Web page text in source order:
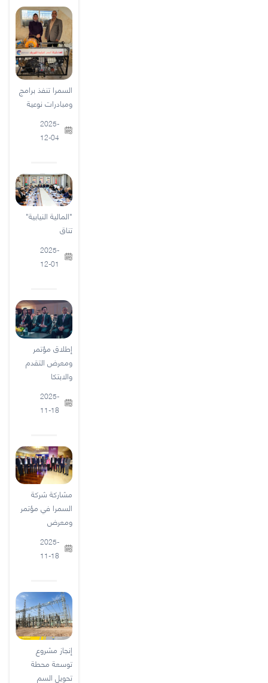
السمرا تنفذ برامج
ومبادرات نوعية
2025-
12-04
"المالية النيابية"
تناق
2025-
12-01
إطلاق مؤتمر
ومعرض التقدم
والابتكا
2025-
11-18
مشاركة شركة
السمرا في مؤتمر
ومعرض
2025-
11-18
إنجاز مشروع
توسعة محطة
تحويل السم